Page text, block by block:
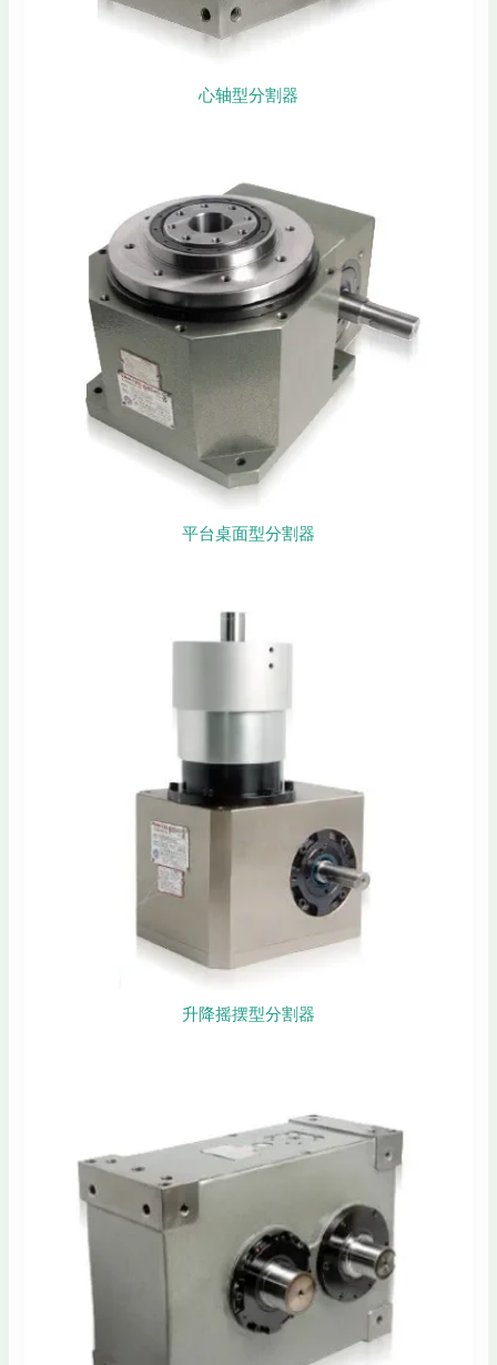
心轴型分割器
平台桌面型分割器
升降摇摆型分割器